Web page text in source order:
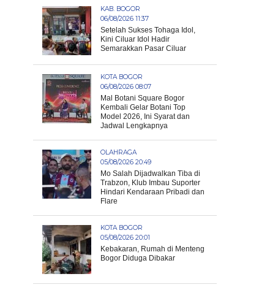
KAB. BOGOR
06/08/2026 11:37
Setelah Sukses Tohaga Idol,
Kini Ciluar Idol Hadir
Semarakkan Pasar Ciluar
KOTA BOGOR
06/08/2026 08:07
Mal Botani Square Bogor
Kembali Gelar Botani Top
Model 2026, Ini Syarat dan
Jadwal Lengkapnya
OLAHRAGA
05/08/2026 20:49
Mo Salah Dijadwalkan Tiba di
Trabzon, Klub Imbau Suporter
Hindari Kendaraan Pribadi dan
Flare
KOTA BOGOR
05/08/2026 20:01
Kebakaran, Rumah di Menteng
Bogor Diduga Dibakar